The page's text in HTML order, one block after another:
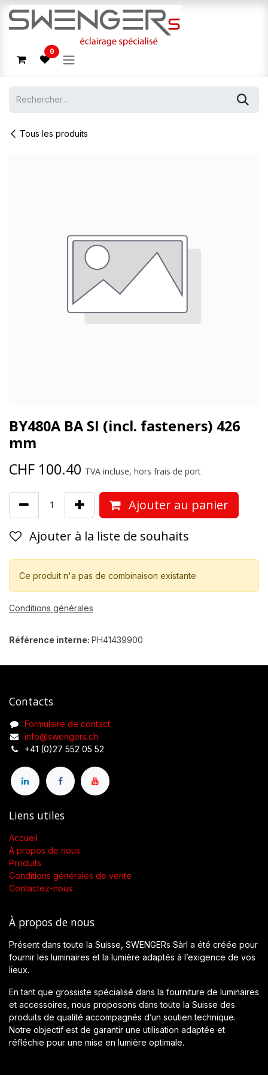
Se rendre au contenu
0
Tous les produits
BY480A BA SI (incl. fasteners) 426
mm
CHF 100.40 TVA incluse, hors frais de port
Ajouter au panier
Ajouter à la liste de souhaits
Ce produit n'a pas de combinaison existante
Conditions générales
Référence interne: PH41439900
Contacts
Formulaire de contact
info@swengers.ch
+41 (0)27 552 05 52
Liens utiles
Accueil
À propos de nous
Produits
Conditions générales de vente
Contactez-nous
À propos de nous
Présent dans toute la Suisse, SWENGERs Sàrl a été créée pour
fournir les luminaires et la lumière adaptés à l’exigence de vos
lieux.
En tant que grossiste spécialisé dans la fourniture de luminaires
et accessoires, nous proposons dans toute la Suisse des
produits de qualité accompagnés d’un soutien technique.
Notre objectif est de garantir une utilisation adaptée et
réfléchie pour une mise en lumière optimale.